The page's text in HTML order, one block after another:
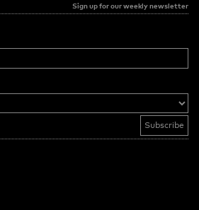
Sign up for our weekly newsletter